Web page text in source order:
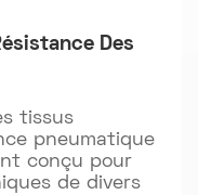
Des
tissus
pneumatique
conçu pour
de divers